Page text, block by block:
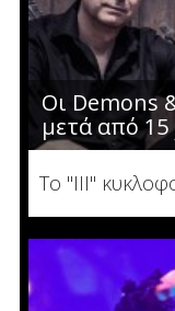
Οι Demons
μετά από 15
Το "III"